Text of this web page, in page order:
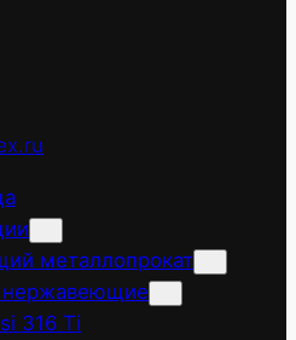
металлопрокат
316 Ti